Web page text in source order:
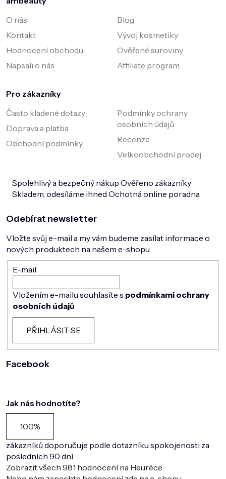
O nás
Kontakt
Hodnocení obchodu
Napsali o nás
Blog
Vývoj kosmetiky
Ověřené suroviny
Affiliate program
Pro zákazníky
Často kladené dotazy
Doprava a platba
Obchodní podmínky
Podmínky ochrany
osobních údajů
Recenze
Velkoobchodní prodej
Spolehlivý a bezpečný nákup Ověřeno zákazníky
Skladem, odesíláme ihned Ochotná online poradna
Odebírat newsletter
Vložte svůj e-mail a my vám budeme zasílat informace o
nových produktech na našem e-shopu.
E-mail
Vložením e-mailu souhlasíte s podmínkami ochrany
osobních údajů
PŘIHLÁSIT SE
Facebook
Jak nás hodnotíte?
100%
zákazníků doporučuje podle dotazníku spokojenosti za
posledních 90 dní
Zobrazit všech 981 hodnocení na Heuréce